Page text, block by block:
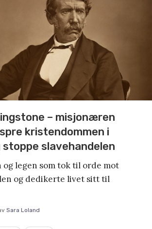
– misjonæren
kristendommen i
slavehandelen
legen som tok til orde mot
og dedikerte livet sitt til
Sara Loland